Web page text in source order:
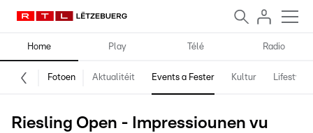
Home Play Télé Radio
Fotoen Aktualitéit Events a Fester Kultur Lifestyle
Riesling Open - Impressiounen vu